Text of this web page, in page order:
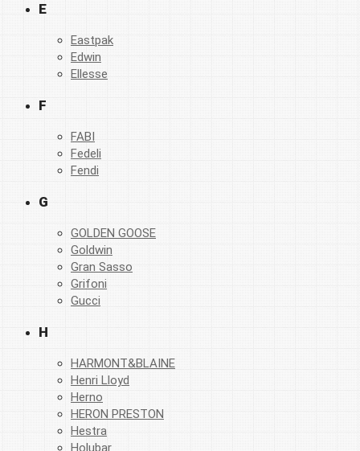
E
Eastpak
Edwin
Ellesse
F
FABI
Fedeli
Fendi
G
GOLDEN GOOSE
Goldwin
Gran Sasso
Grifoni
Gucci
H
HARMONT&BLAINE
Henri Lloyd
Herno
HERON PRESTON
Hestra
Holubar